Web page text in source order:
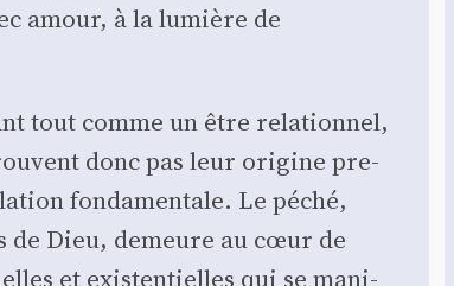
amour, à la lumière de
tout comme un être rela­tion­nel,
donc pas leur ori­gine pre­
fon­da­men­tale. Le péché,
de Dieu, demeure au cœur de
et exis­ten­tielles qui se mani­